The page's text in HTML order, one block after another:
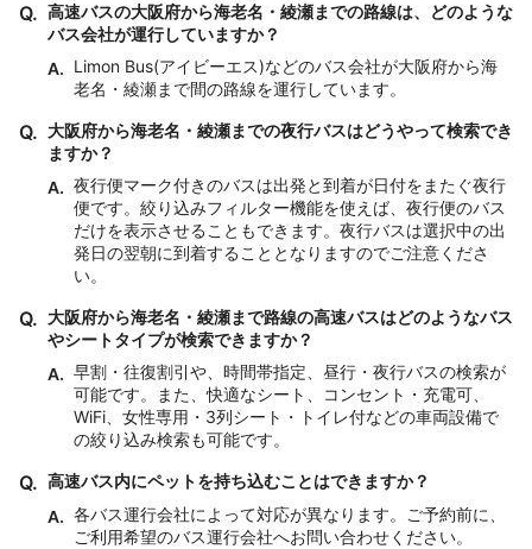
Q. 高速バスの大阪府から海老名・綾瀬までの路線は、どのような
バス会社が運行していますか？
A. Limon Bus(アイビーエス)などのバス会社が大阪府から海
老名・綾瀬まで間の路線を運行しています。
Q. 大阪府から海老名・綾瀬までの夜行バスはどうやって検索でき
ますか？
A. 夜行便マーク付きのバスは出発と到着が日付をまたぐ夜行
便です。絞り込みフィルター機能を使えば、夜行便のバス
だけを表示させることもできます。夜行バスは選択中の出
発日の翌朝に到着することとなりますのでご注意くださ
い。
Q. 大阪府から海老名・綾瀬まで路線の高速バスはどのようなバス
やシートタイプが検索できますか？
A. 早割・往復割引や、時間帯指定、昼行・夜行バスの検索が
可能です。また、快適なシート、コンセント・充電可、
WiFi、女性専用・3列シート・トイレ付などの車両設備で
の絞り込み検索も可能です。
Q. 高速バス内にペットを持ち込むことはできますか？
A. 各バス運行会社によって対応が異なります。ご予約前に、
ご利用希望のバス運行会社へお問い合わせください。